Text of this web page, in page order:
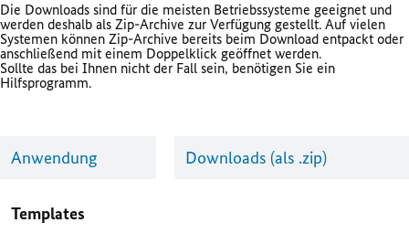
Die Downloads sind für die meisten Betriebssysteme geeignet und
werden deshalb als Zip-Archive zur Verfügung gestellt. Auf vielen
Systemen können Zip-Archive bereits beim Download entpackt oder
anschließend mit einem Doppelklick geöffnet werden.
Sollte das bei Ihnen nicht der Fall sein, benötigen Sie ein
Hilfsprogramm.
Templates
Anwendung Downloads (als .zip)